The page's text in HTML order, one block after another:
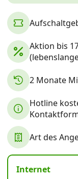
Forum
Über uns
Datenschutz·AGB·
Aktion bis
2 Monate
Hotline
Art des
Internet